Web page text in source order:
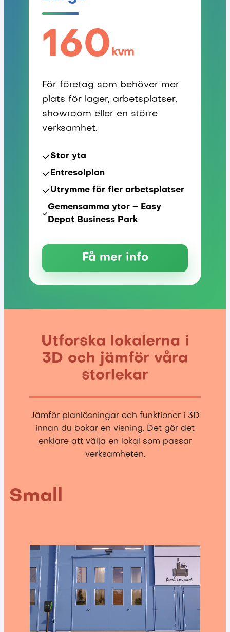
160 kvm
För företag som behöver mer
plats för lager, arbetsplatser,
showroom eller en större
verksamhet.
Stor yta
Entresolplan
Utrymme för fler arbetsplatser
Gemensamma ytor – Easy
Depot Business Park
Få mer info
Utforska lokalerna i
3D och jämför våra
storlekar
Jämför planlösningar och funktioner i 3D
innan du bokar en visning. Det gör det
enklare att välja en lokal som passar
verksamheten.
Small